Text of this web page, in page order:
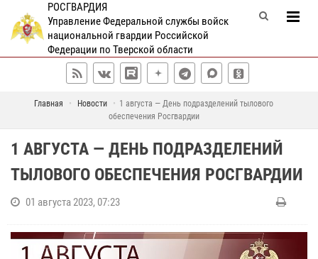
РОСГВАРДИЯ
Управление Федеральной службы войск
национальной гвардии Российской
Федерации по Тверской области
Главная Новости
1 августа — День подразделений тылового
обеспечения Росгвардии
1 АВГУСТА — ДЕНЬ ПОДРАЗДЕЛЕНИЙ
ТЫЛОВОГО ОБЕСПЕЧЕНИЯ РОСГВАРДИИ
01 августа 2023, 07:23